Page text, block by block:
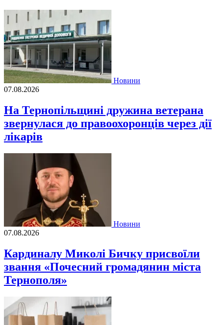
Новини
07.08.2026
На Тернопільщині дружина ветерана
звернулася до правоохоронців через дії
лікарів
Новини
07.08.2026
Кардиналу Миколі Бичку присвоїли
звання «Почесний громадянин міста
Тернополя»